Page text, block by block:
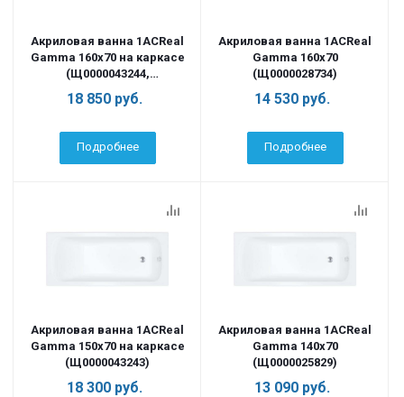
Акриловая ванна 1ACReal
Gamma 160х70 на каркасе
(Щ0000043244,
Щ0000041797)
18 850руб.
Подробнее
Акриловая ванна 1ACReal
Gamma 160х70
(Щ0000028734)
14 530руб.
Подробнее
Акриловая ванна 1ACReal
Gamma 150х70 на каркасе
(Щ0000043243)
18 300руб.
Акриловая ванна 1ACReal
Gamma 140х70
(Щ0000025829)
13 090руб.